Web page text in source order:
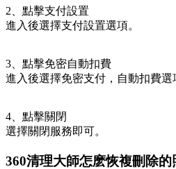
2、點擊支付設置
進入後選擇支付設置選項。
3、點擊免密自動扣費
進入後選擇免密支付，自動扣費選
4、點擊關閉
選擇關閉服務即可。
360清理大師怎麽恢複刪除的